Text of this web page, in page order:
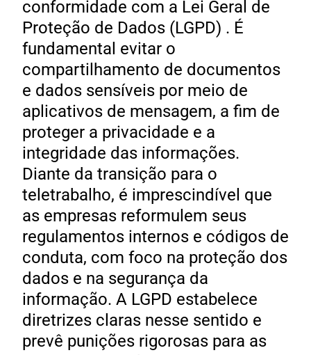
conformidade com a Lei Geral de
Proteção de Dados (LGPD) . É
fundamental evitar o
compartilhamento de documentos
e dados sensíveis por meio de
aplicativos de mensagem, a fim de
proteger a privacidade e a
integridade das informações.
Diante da transição para o
teletrabalho, é imprescindível que
as empresas reformulem seus
regulamentos internos e códigos de
conduta, com foco na proteção dos
dados e na segurança da
informação. A LGPD estabelece
diretrizes claras nesse sentido e
prevê punições rigorosas para as